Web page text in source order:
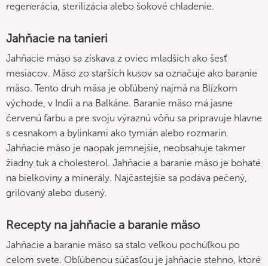
regenerácia, sterilizácia alebo šokové chladenie.
Jahňacie na tanieri
Jahňacie mäso sa získava z oviec mladších ako šesť
mesiacov. Mäso zo starších kusov sa označuje ako baranie
mäso. Tento druh mäsa je obľúbený najmä na Blízkom
východe, v Indii a na Balkáne. Baranie mäso má jasne
červenú farbu a pre svoju výraznú vôňu sa pripravuje hlavne
s cesnakom a bylinkami ako tymián alebo rozmarín.
Jahňacie mäso je naopak jemnejšie, neobsahuje takmer
žiadny tuk a cholesterol. Jahňacie a baranie mäso je bohaté
na bielkoviny a minerály. Najčastejšie sa podáva pečený,
grilovaný alebo dusený.
Recepty na jahňacie a baranie mäso
Jahňacie a baranie mäso sa stalo veľkou pochúťkou po
celom svete. Obľúbenou súčasťou je jahňacie stehno, ktoré